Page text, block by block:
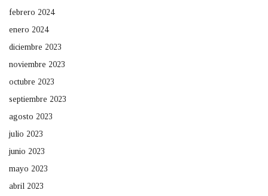
febrero 2024
enero 2024
diciembre 2023
noviembre 2023
octubre 2023
septiembre 2023
agosto 2023
julio 2023
junio 2023
mayo 2023
abril 2023